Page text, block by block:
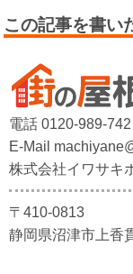
この記事を書い
電話 0120-989-742
E-Mail
株式会社イワサキ
〒410-0813
静岡県沼津市上香